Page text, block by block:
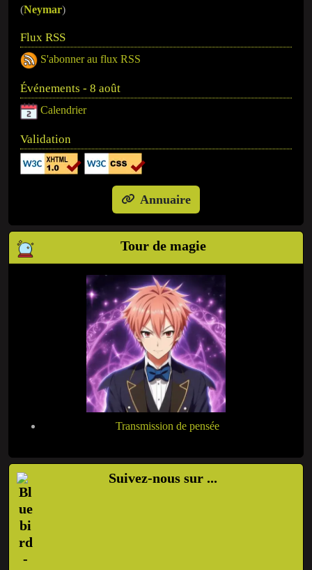
(Neymar)
Flux RSS
S'abonner au flux RSS
Événements - 8 août
Calendrier
Validation
Annuaire
Tour de magie
Transmission de pensée
Suivez-nous sur ...